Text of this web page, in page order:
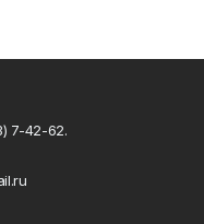
7-42-62.